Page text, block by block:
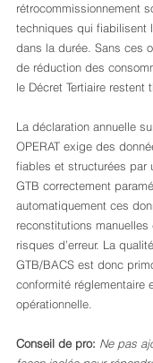
rétrocommissionnement
techniques qui fiabilisent
dans la durée. Sans ces
de réduction des
le Décret Tertiaire restent
La déclaration annuelle
OPERAT exige des
fiables et structurées par
GTB correctement
automatiquement ces
reconstitutions
risques d’erreur. La
GTB/BACS est donc
conformité réglementaire
opérationnelle.
Conseil de pro: Ne pas